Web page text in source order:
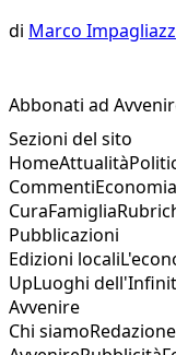
di Marco
Abbonati ad
Sezioni del sito
HomeAttualità
CommentiEconomia
CuraFamiglia
Pubblicazioni
Edizioni locali
UpLuoghi
Avvenire
Chi siamoRedazione